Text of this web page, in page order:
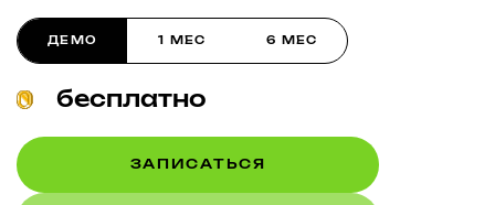
ДЕМО 1 МЕС 6 МЕС
бесплатно
ЗАПИСАТЬСЯ